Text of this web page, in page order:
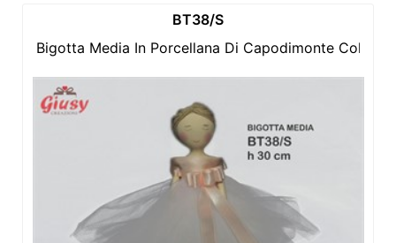
BT38/S
Bigotta Media In Porcellana Di Capodimonte Colore